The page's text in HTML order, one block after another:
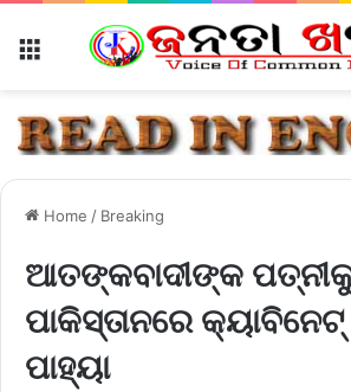
Home / Breaking
ଆତଙ୍କବାଦୀଙ୍କ
ପାକିସ୍ତାନରେ
ପାହ୍ୟା